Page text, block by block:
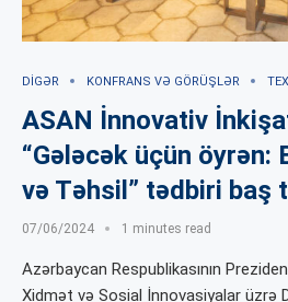
DIGƏR KONFRANS VƏ GÖRÜŞLƏR
ASAN İnnovativ
“Gələcək üçün öyrən:
və Təhsil” tədbiri baş
07/06/2024 1 minutes read
Azərbaycan Respublikasının
Xidmət və Sosial İnnovasiyalar üzrə